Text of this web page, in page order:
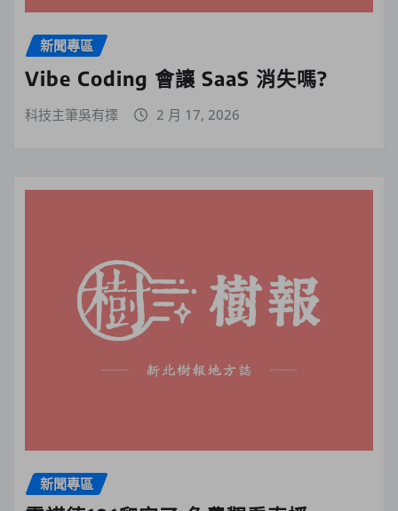
新聞專區
Vibe Coding 會讓 SaaS 消失嗎?
科技主筆吳有擇 2 月 17, 2026
新聞專區